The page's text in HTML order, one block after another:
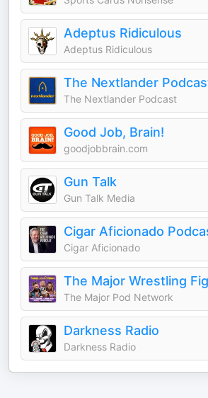
Adeptus Ridiculous
Adeptus Ridiculous
The Nextlander
The Nextlander Podcast
Good Job, Brain!
goodjobbrain.com
Gun Talk
Gun Talk Media
Cigar Aficionado
Cigar Aficionado
The Major Wrestling
The Major Pod Network
Darkness Radio
Darkness Radio